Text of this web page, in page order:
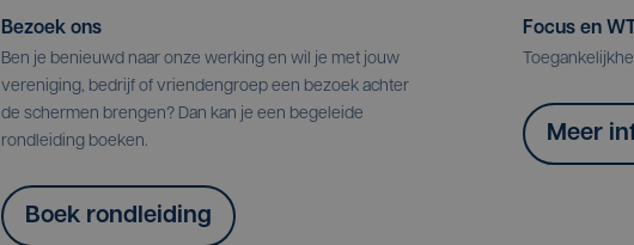
Bezoek ons
Ben je benieuwd naar onze werking en wil je met jouw
vereniging, bedrijf of vriendengroep een bezoek achter
de schermen brengen? Dan kan je een begeleide
rondleiding boeken.
Boek rondleiding
Focus en
Meer